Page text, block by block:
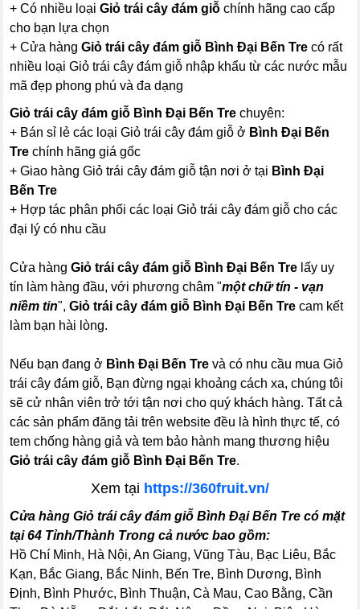
+ Có nhiều loạiGiỏ trái cây đám giỗ chính hãng cao cấp
cho bạn lựa chọn
+ Cửa hàngGiỏ trái cây đám giỗ Bình Đại Bến Tre có rất
nhiều loại Giỏ trái cây đám giỗ nhập khẩu từ các nước mẫu
mã đẹp phong phú và đa dạng
Giỏ trái cây đám giỗ Bình Đại Bến Trechuyên:
+ Bán sỉ lẻ các loại Giỏ trái cây đám giỗ ở Bình Đại Bến
Tre chính hãng giá gốc
+ Giao hàng Giỏ trái cây đám giỗ tận nơi ở tại Bình Đại
Bến Tre
+ Hợp tác phân phối các loại Giỏ trái cây đám giỗ cho các
đại lý có nhu cầu
Cửa hàngGiỏ trái cây đám giỗ Bình Đại Bến Tre lấy uy
tín làm hàng đầu, với phương châm "một chữ tín - vạn
niềm tin",Giỏ trái cây đám giỗ Bình Đại Bến Tre cam kết
làm bạn hài lòng.
Nếu bạn đang ở Bình Đại Bến Tre và có nhu cầu mua Giỏ
trái cây đám giỗ, Bạn đừng ngại khoảng cách xa, chúng tôi
sẽ cử nhân viên trở tới tận nơi cho quý khách hàng. Tất cả
các sản phẩm đăng tải trên website đều là hình thực tế, có
tem chống hàng giả và tem bảo hành mang thương hiệu
Giỏ trái cây đám giỗ Bình Đại Bến Tre.
Xem tại https://360fruit.vn/
Cửa hàng Giỏ trái cây đám giỗ Bình Đại Bến Tre có mặt
tại 64 Tỉnh/Thành Trong cả nước bao gồm:
Hồ Chí Minh, Hà Nội, An Giang, Vũng Tàu, Bạc Liêu, Bắc
Kạn, Bắc Giang, Bắc Ninh, Bến Tre, Bình Dương, Bình
Định, Bình Phước, Bình Thuận, Cà Mau, Cao Bằng, Cần